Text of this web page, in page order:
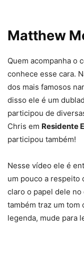
Matthew
Quem acompanha o
conhece esse cara.
dos mais famosos
disso ele é um
participou de
Chris em Residente
participou também!
Nesse vídeo ele é
um pouco a respeito
claro o papel dele no
também traz um tom
legenda, mude para